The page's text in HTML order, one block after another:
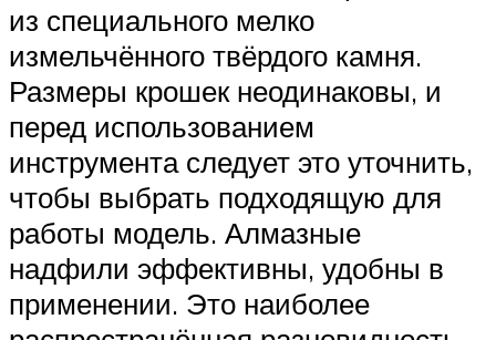
из специального мелко
измельчённого твёрдого камня.
Размеры крошек неодинаковы, и
перед использованием
инструмента следует это уточнить,
чтобы выбрать подходящую для
работы модель. Алмазные
надфили эффективны, удобны в
применении. Это наиболее